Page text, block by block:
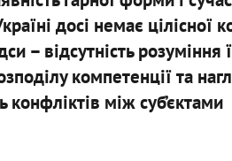
досі немає цілісної
– відсутність розуміння
компетенції та
конфліктів між суб’єктами